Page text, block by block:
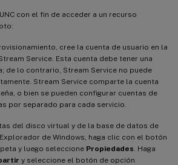
con el fin de acceder a un recurso
cree la cuenta de usuario en la
Service. Esta cuenta debe tener una
de lo contrario, Stream Service no puede
Stream Service comparte la cuenta
o bien se pueden configurar cuentas de
por separado para cada servicio.
del disco virtual y de la base de datos de
de Windows, haga clic con el botón
y luego seleccione Propiedades . Haga
y seleccione el botón de opción